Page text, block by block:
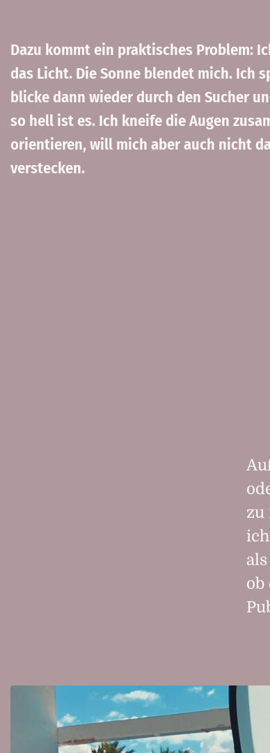
Dazu kommt ein praktisches Problem:
das Licht. Die Sonne blendet mich. Ich
blicke dann wieder durch den Sucher
so hell ist es. Ich kneife die Augen
orientieren, will mich aber auch nicht
verstecken.
zu
ob